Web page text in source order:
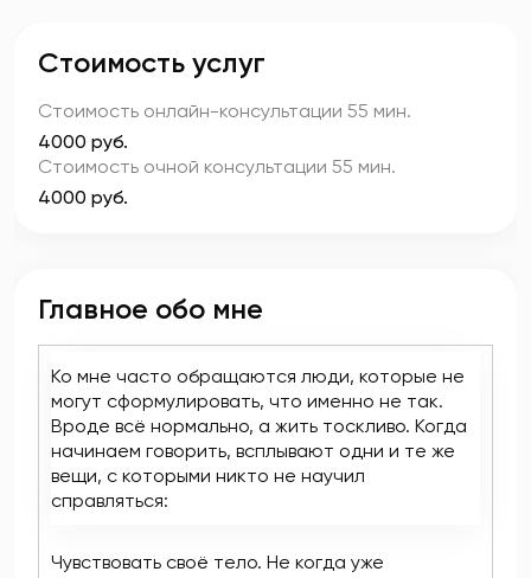
Стоимость услуг
Стоимость онлайн-консультации 55 мин.
4000 руб.
Стоимость очной консультации 55 мин.
4000 руб.
Главное обо мне
Ко мне часто обращаются люди, которые не
могут сформулировать, что именно не так.
Вроде всё нормально, а жить тоскливо. Когда
начинаем говорить, всплывают одни и те же
вещи, с которыми никто не научил
справляться:
Чувствовать своё тело. Не когда уже